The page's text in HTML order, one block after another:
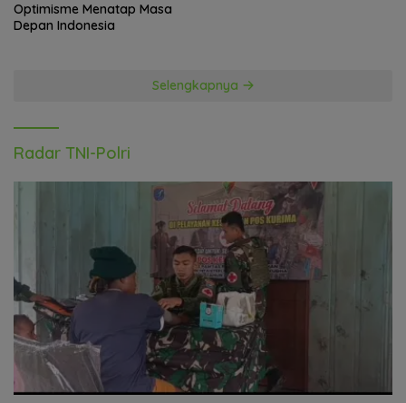
Optimisme Menatap Masa
Depan Indonesia
Selengkapnya
Radar TNI-Polri